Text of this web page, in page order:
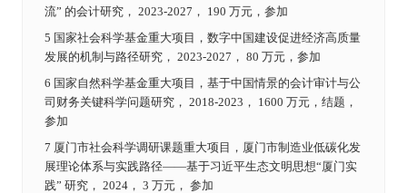
流” 的会计研究， 2023-2027， 190 万元，参加
5 国家社会科学基金重大项目，数字中国建设促进经济高质量
发展的机制与路径研究， 2023-2027， 80 万元，参加
6 国家自然科学基金重大项目，基于中国情景的会计审计与公
司财务关键科学问题研究， 2018-2023， 1600 万元，结题，
参加
7 厦门市社会科学调研课题重大项目，厦门市制造业低碳化发
展理论体系与实践路径——基于习近平生态文明思想“厦门实
践” 研究， 2024， 3 万元， 参加